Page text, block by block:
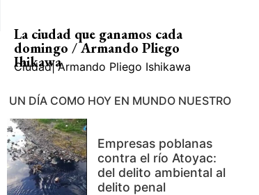
La ciudad que ganamos cada
domingo / Armando Pliego
Ihikawa
Ciudad| Armando Pliego Ishikawa
UN DÍA COMO HOY EN MUNDO NUESTRO
Empresas poblanas
contra el río Atoyac:
del delito ambiental al
delito penal